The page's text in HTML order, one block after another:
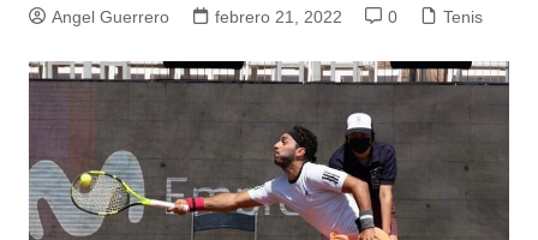
Angel Guerrero febrero 21, 2022 0 Tenis